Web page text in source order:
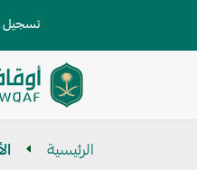
menu
تسجيل
الرئيسية